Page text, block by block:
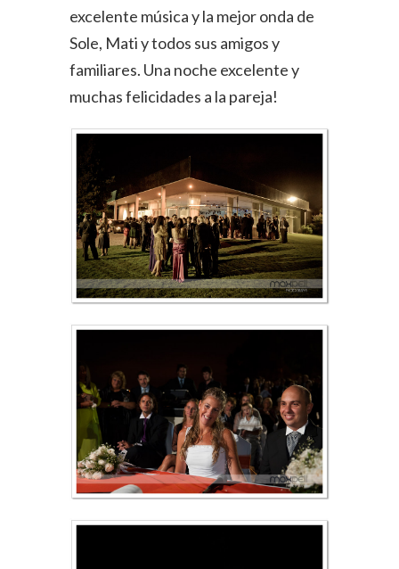
excelente música y la mejor onda de
Sole, Mati y todos sus amigos y
familiares. Una noche excelente y
muchas felicidades a la pareja!